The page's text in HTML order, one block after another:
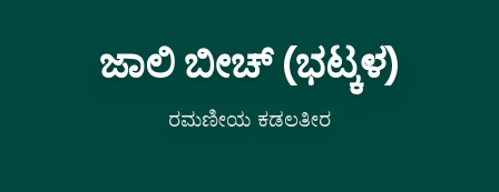
ಜಾಲಿ ಬೀಚ್ (ಭಟ್ಕಳ)
ರಮಣೀಯ ಕಡಲತೀರ